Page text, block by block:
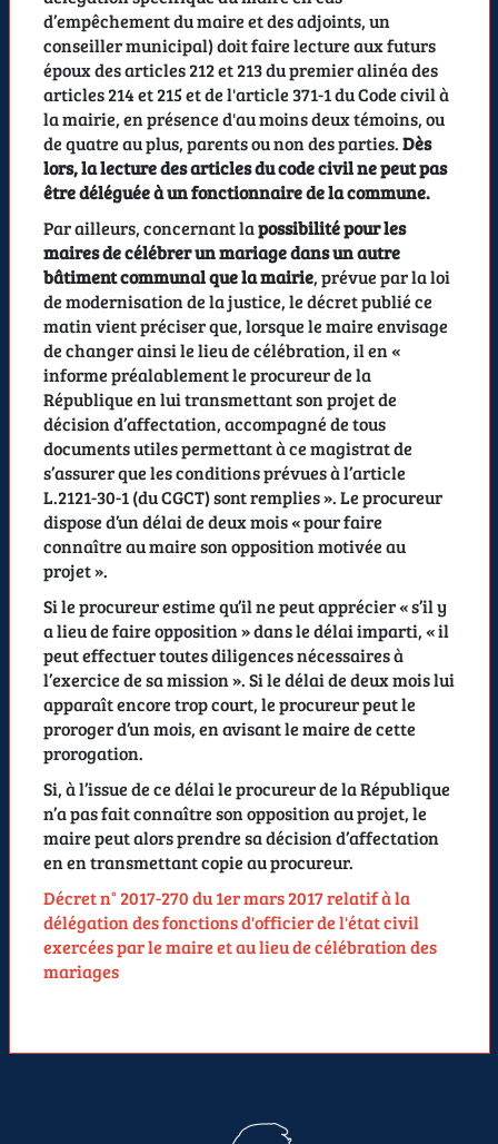
d’empêchement du maire et des adjoints, un
conseiller municipal) doit faire lecture aux futurs
époux des articles 212 et 213 du premier alinéa des
articles 214 et 215 et de l'article 371-1 du Code civil à
la mairie, en présence d'au moins deux témoins, ou
de quatre au plus, parents ou non des parties.Dès
lors, la lecture des articles du code civil ne peut pas
être déléguée à un fonctionnaire de la commune.
Par ailleurs, concernant lapossibilité pour les
maires de célébrer un mariage dans un autre
bâtiment communal que la mairie, prévue par la loi
de modernisation de la justice, le décret publié ce
matin vient préciser que, lorsque le maire envisage
de changer ainsi le lieu de célébration, il en «
informe préalablement le procureur de la
République en lui transmettant son projet de
décision d’affectation, accompagné de tous
documents utiles permettant à ce magistrat de
s’assurer que les conditions prévues à l’article
L.2121-30-1 (du CGCT) sont remplies ». Le procureur
dispose d’un délai de deux mois « pour faire
connaître au maire son opposition motivée au
projet ».
Si le procureur estime qu’il ne peut apprécier « s’il y
a lieu de faire opposition » dans le délai imparti, « il
peut effectuer toutes diligences nécessaires à
l’exercice de sa mission ». Si le délai de deux mois lui
apparaît encore trop court, le procureur peut le
proroger d’un mois, en avisant le maire de cette
prorogation.
Si, à l’issue de ce délai le procureur de la République
n’a pas fait connaître son opposition au projet, le
maire peut alors prendre sa décision d’affectation
en en transmettant copie au procureur.
Décret n° 2017-270 du 1er mars 2017 relatif à la
délégation des fonctions d'officier de l'état civil
exercées par le maire et au lieu de célébration des
mariages